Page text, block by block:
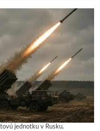
jednotku v Rusku.